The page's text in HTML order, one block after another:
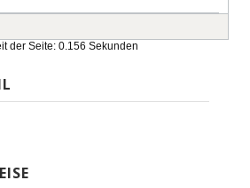
der Seite: 0.156 Sekunden